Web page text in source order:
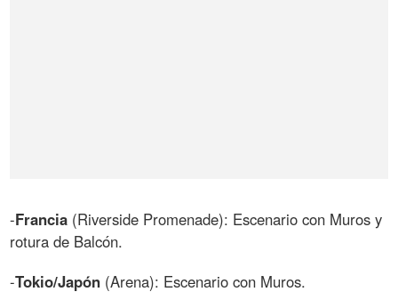
-Francia (Riverside Promenade): Escenario con Muros y
rotura de Balcón.
-Tokio/Japón (Arena): Escenario con Muros.